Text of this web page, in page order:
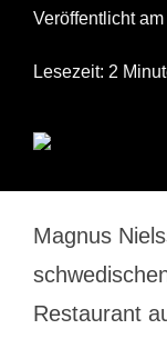
Veröffentlicht am
Lesezeit: 2
Magnus
Restaurant